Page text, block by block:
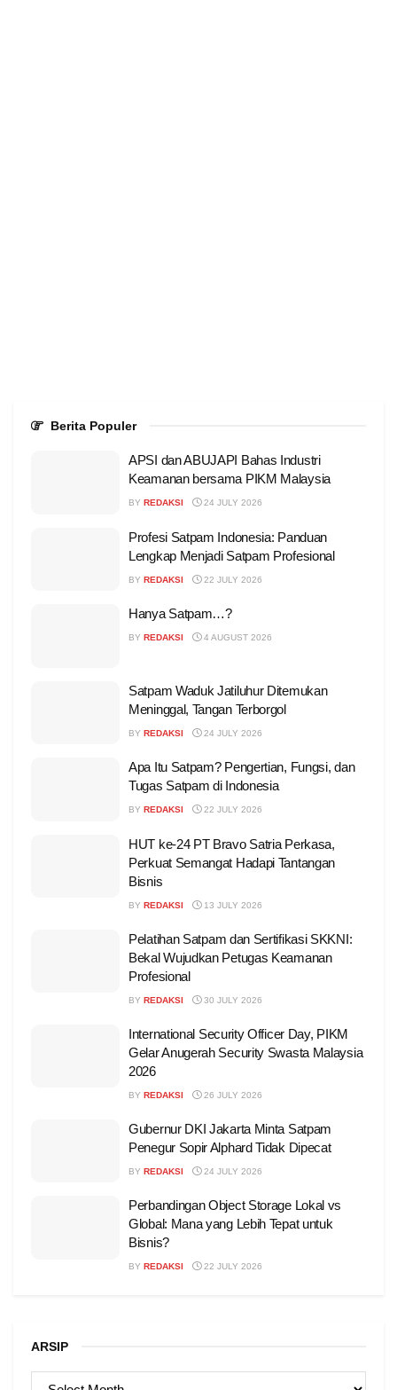
Berita Populer
APSI dan ABUJAPI Bahas Industri
Keamanan bersama PIKM Malaysia
BY REDAKSI 24 JULY 2026
Profesi Satpam Indonesia: Panduan
Lengkap Menjadi Satpam Profesional
BY REDAKSI 22 JULY 2026
Hanya Satpam…?
BY REDAKSI 4 AUGUST 2026
Satpam Waduk Jatiluhur Ditemukan
Meninggal, Tangan Terborgol
BY REDAKSI 24 JULY 2026
Apa Itu Satpam? Pengertian, Fungsi, dan
Tugas Satpam di Indonesia
BY REDAKSI 22 JULY 2026
HUT ke-24 PT Bravo Satria Perkasa,
Perkuat Semangat Hadapi Tantangan
Bisnis
BY REDAKSI 13 JULY 2026
Pelatihan Satpam dan Sertifikasi SKKNI:
Bekal Wujudkan Petugas Keamanan
Profesional
BY REDAKSI 30 JULY 2026
International Security Officer Day, PIKM
Gelar Anugerah Security Swasta Malaysia
2026
BY REDAKSI 26 JULY 2026
Gubernur DKI Jakarta Minta Satpam
Penegur Sopir Alphard Tidak Dipecat
BY REDAKSI 24 JULY 2026
Perbandingan Object Storage Lokal vs
Global: Mana yang Lebih Tepat untuk
Bisnis?
BY REDAKSI 22 JULY 2026
ARSIP
ARSIP